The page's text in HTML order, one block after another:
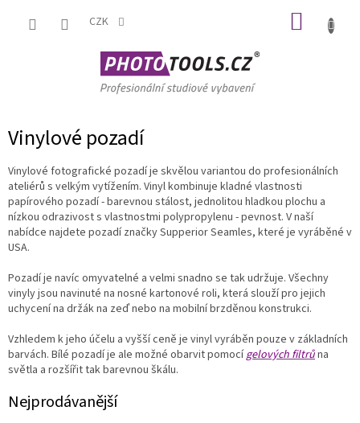
CZK
Vinylové pozadí
Vinylové fotografické pozadí je skvělou variantou do profesionálních
ateliérů s velkým vytížením. Vinyl kombinuje kladné vlastnosti
papírového pozadí - barevnou stálost, jednolitou hladkou plochu a
nízkou odrazivost s vlastnostmi polypropylenu - pevnost. V naší
nabídce najdete pozadí značky Supperior Seamles, které je vyráběné v
USA.
Pozadí je navíc omyvatelné a velmi snadno se tak udržuje. Všechny
vinyly jsou navinuté na nosné kartonové roli, která slouží pro jejich
uchycení na držák na zeď nebo na mobilní brzděnou konstrukci.
Vzhledem k jeho účelu a vyšší ceně je vinyl vyráběn pouze v základních
barvách. Bílé pozadí je ale možné obarvit pomocígelových filtrůna
světla a rozšířit tak barevnou škálu.
Nejprodávanější